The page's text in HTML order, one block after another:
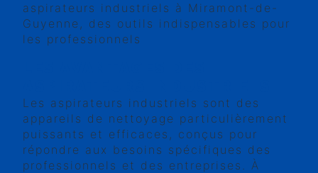
aspirateurs industriels à Miramont-de-
Guyenne, des outils indispensables pour
les professionnels
Les aspirateurs industriels sont des
appareils de nettoyage particulièrement
puissants et efficaces, conçus pour
répondre aux besoins spécifiques des
professionnels et des entreprises. À